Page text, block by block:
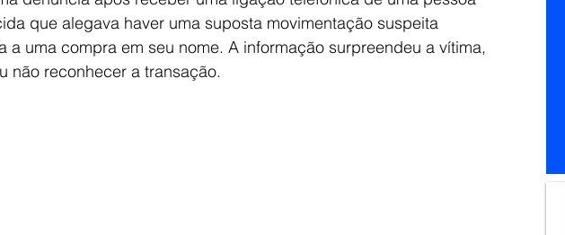
que alegava haver uma suposta movimentação suspeita
a uma compra em seu nome. A informação surpreendeu a vítima,
não reconhecer a transação.